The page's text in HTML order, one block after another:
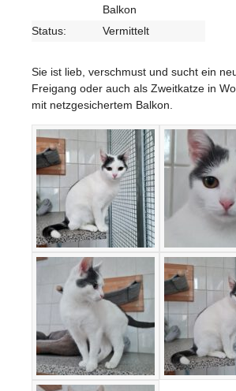
Balkon
Status:
Vermittelt
Sie ist lieb, verschmust und sucht ein
Freigang oder auch als Zweitkatze in
mit netzgesichertem Balkon.